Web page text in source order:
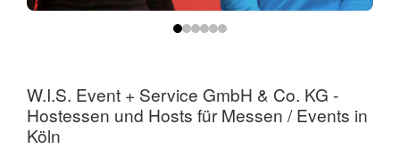
W.I.S. Event + Service GmbH & Co. KG -
Hostessen und Hosts für Messen / Events in
Köln